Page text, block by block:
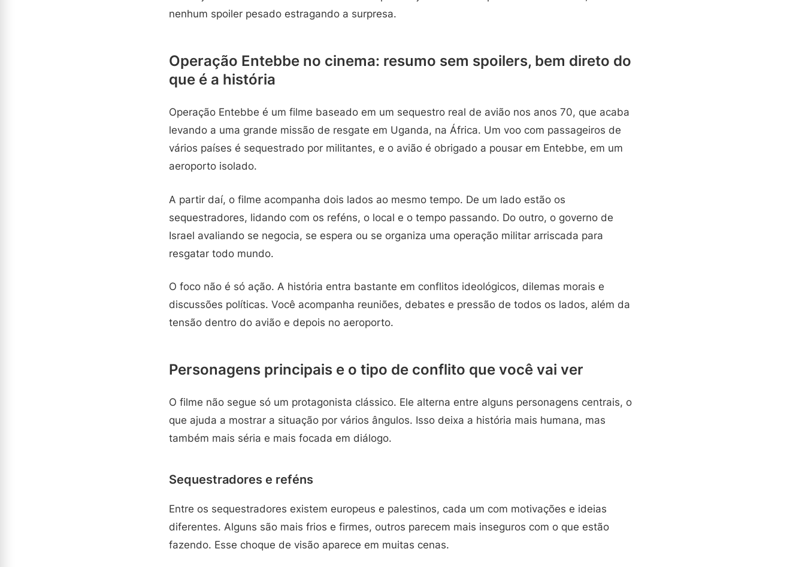
nenhum spoiler pesado estragando a surpresa.
Operação Entebbe no cinema: resumo sem spoilers, bem direto do
que é a história
Operação Entebbe é um filme baseado em um sequestro real de avião nos anos 70, que acaba
levando a uma grande missão de resgate em Uganda, na África. Um voo com passageiros de
vários países é sequestrado por militantes, e o avião é obrigado a pousar em Entebbe, em um
aeroporto isolado.
A partir daí, o filme acompanha dois lados ao mesmo tempo. De um lado estão os
sequestradores, lidando com os reféns, o local e o tempo passando. Do outro, o governo de
Israel avaliando se negocia, se espera ou se organiza uma operação militar arriscada para
resgatar todo mundo.
O foco não é só ação. A história entra bastante em conflitos ideológicos, dilemas morais e
discussões políticas. Você acompanha reuniões, debates e pressão de todos os lados, além da
tensão dentro do avião e depois no aeroporto.
Personagens principais e o tipo de conflito que você vai ver
O filme não segue só um protagonista clássico. Ele alterna entre alguns personagens centrais, o
que ajuda a mostrar a situação por vários ângulos. Isso deixa a história mais humana, mas
também mais séria e mais focada em diálogo.
Sequestradores e reféns
Entre os sequestradores existem europeus e palestinos, cada um com motivações e ideias
diferentes. Alguns são mais frios e firmes, outros parecem mais inseguros com o que estão
fazendo. Esse choque de visão aparece em muitas cenas.